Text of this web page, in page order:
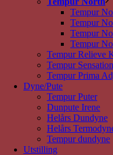
Tempur
Tempur
Tempur
Tempur
Tempur Relieve
Tempur
Tempur Prima
Dyne/Pute
Tempur Puter
Dunpute Irene
Helårs Dundyne
Helårs
Tempur dundyne
Utstilling